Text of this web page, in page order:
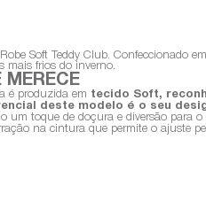
Soft Teddy Club. Confeccionado
mais frios do inverno.
é produzida em tecido Soft,
deste modelo é o seu
um toque de doçura e diversão para o
na cintura que permite o ajuste